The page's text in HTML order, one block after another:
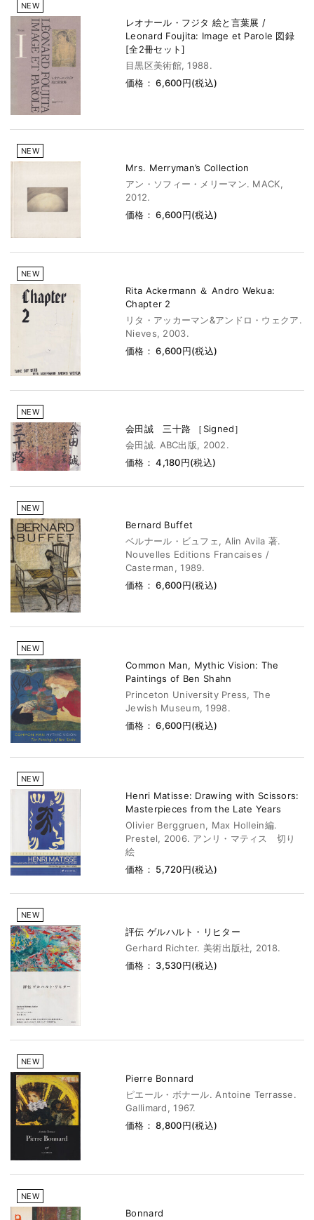
NEW
レオナール・フジタ 絵と言葉展 /
Leonard Foujita: Image et Parole 図録
[全2冊セット]
目黒区美術館, 1988.
価格： 6,600円(税込)
NEW
Mrs. Merryman’s Collection
アン・ソフィー・メリーマン. MACK,
2012.
価格： 6,600円(税込)
NEW
Rita Ackermann ＆ Andro Wekua:
Chapter 2
リタ・アッカーマン&アンドロ・ウェクア.
Nieves, 2003.
価格： 6,600円(税込)
NEW
会田誠 三十路 ［Signed］
会田誠. ABC出版, 2002.
価格： 4,180円(税込)
NEW
Bernard Buffet
ベルナール・ビュフェ, Alin Avila 著.
Nouvelles Editions Francaises /
Casterman, 1989.
価格： 6,600円(税込)
NEW
Common Man, Mythic Vision: The
Paintings of Ben Shahn
Princeton University Press, The
Jewish Museum, 1998.
価格： 6,600円(税込)
NEW
Henri Matisse: Drawing with Scissors:
Masterpieces from the Late Years
Olivier Berggruen, Max Hollein編.
Prestel, 2006. アンリ・マティス 切り
絵
価格： 5,720円(税込)
NEW
評伝 ゲルハルト・リヒター
Gerhard Richter. 美術出版社, 2018.
価格： 3,530円(税込)
NEW
Pierre Bonnard
ピエール・ボナール. Antoine Terrasse.
Gallimard, 1967.
価格： 8,800円(税込)
NEW
Bonnard